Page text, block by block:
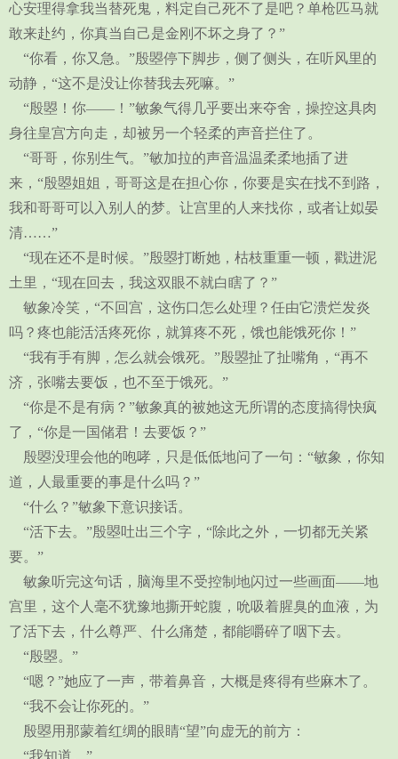
心安理得拿我当替死鬼，料定自己死不了是吧？单枪匹马就
敢来赴约，你真当自己是金刚不坏之身了？”
“你看，你又急。”殷曌停下脚步，侧了侧头，在听风里的
动静，“这不是没让你替我去死嘛。”
“殷曌！你——！”敏象气得几乎要出来夺舍，操控这具肉
身往皇宫方向走，却被另一个轻柔的声音拦住了。
“哥哥，你别生气。”敏加拉的声音温温柔柔地插了进
来，“殷曌姐姐，哥哥这是在担心你，你要是实在找不到路，
我和哥哥可以入别人的梦。让宫里的人来找你，或者让姒晏
清……”
“现在还不是时候。”殷曌打断她，枯枝重重一顿，戳进泥
土里，“现在回去，我这双眼不就白瞎了？”
敏象冷笑，“不回宫，这伤口怎么处理？任由它溃烂发炎
吗？疼也能活活疼死你，就算疼不死，饿也能饿死你！”
“我有手有脚，怎么就会饿死。”殷曌扯了扯嘴角，“再不
济，张嘴去要饭，也不至于饿死。”
“你是不是有病？”敏象真的被她这无所谓的态度搞得快疯
了，“你是一国储君！去要饭？”
殷曌没理会他的咆哮，只是低低地问了一句：“敏象，你知
道，人最重要的事是什么吗？”
“什么？”敏象下意识接话。
“活下去。”殷曌吐出三个字，“除此之外，一切都无关紧
要。”
敏象听完这句话，脑海里不受控制地闪过一些画面——地
宫里，这个人毫不犹豫地撕开蛇腹，吮吸着腥臭的血液，为
了活下去，什么尊严、什么痛楚，都能嚼碎了咽下去。
“殷曌。”
“嗯？”她应了一声，带着鼻音，大概是疼得有些麻木了。
“我不会让你死的。”
殷曌用那蒙着红绸的眼睛“望”向虚无的前方：
“我知道。”